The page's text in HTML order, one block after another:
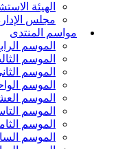
الهيئة
مجلس
مواسم المنتدى
الموسم
الموسم
الموسم
الموسم
الموسم
الموسم
الموسم
الموسم